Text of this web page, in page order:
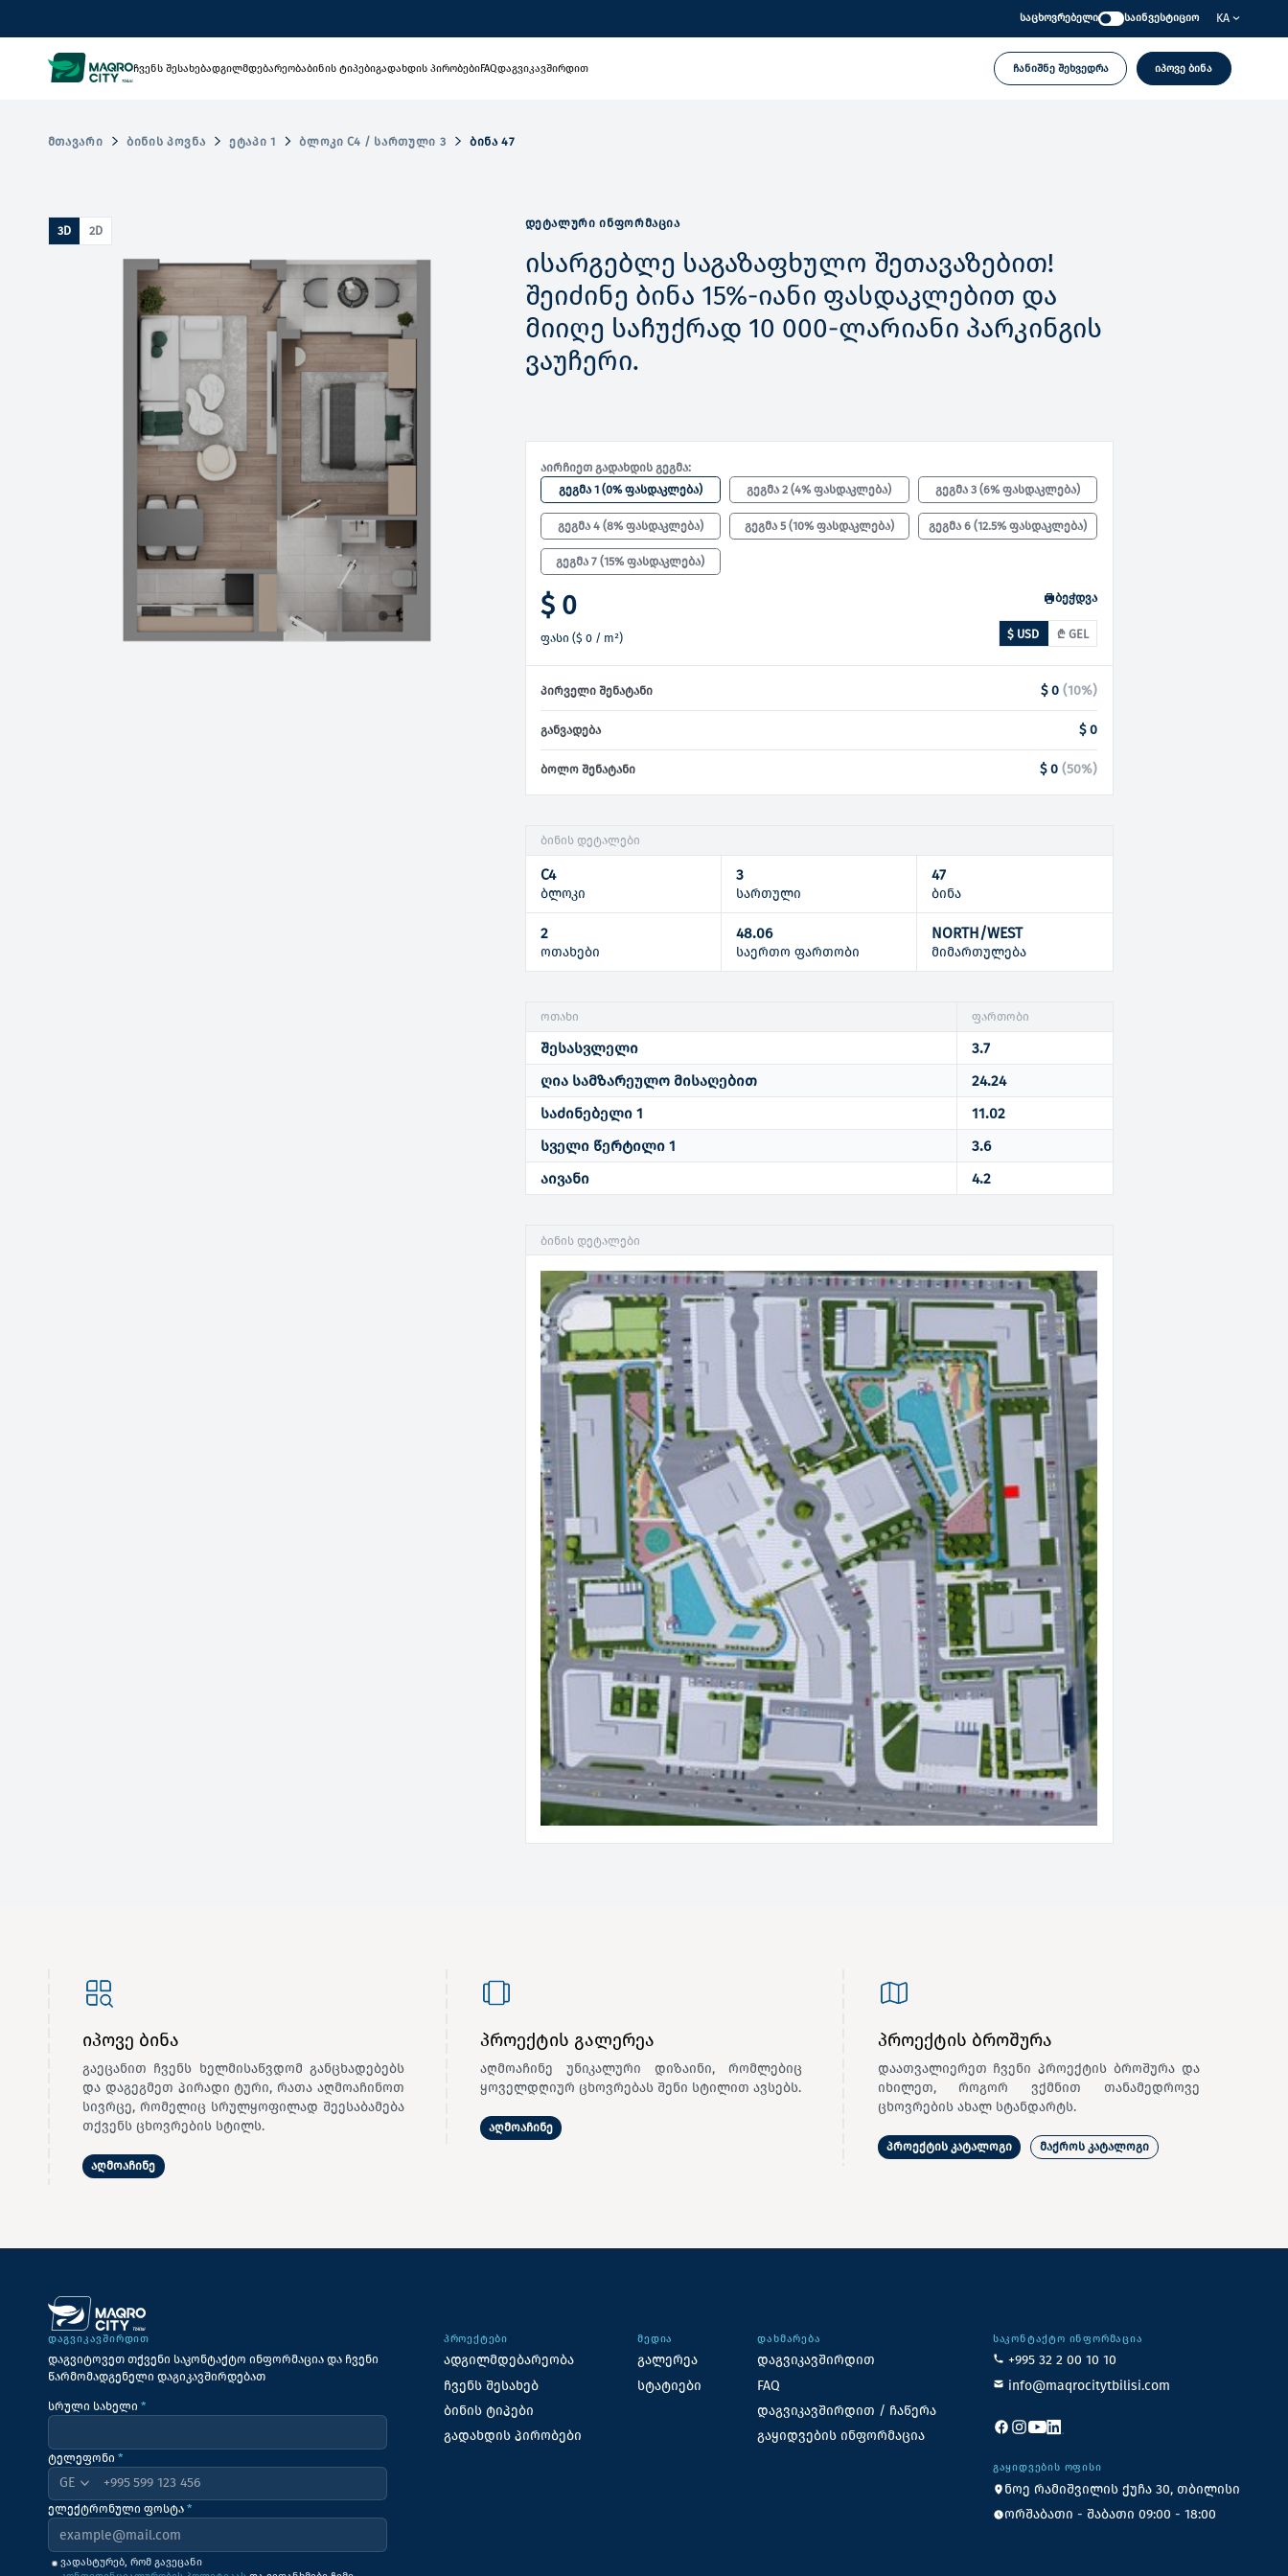
საცხოვრებელი საინვესტიციო KA
ჩვენს შესახებადგილმდებარეობაბინის ტიპებიგადახდის პირობებიFAQდაგვიკავშირდით ჩანიშნე შეხვედრა იპოვე ბინა
ᲛᲗᲐᲕᲐᲠᲘ ᲑᲘᲜᲘᲡ ᲞᲝᲕᲜᲐ ᲔᲢᲐᲞᲘ 1 ᲑᲚᲝᲙᲘ C4 / ᲡᲐᲠᲗᲣᲚᲘ 3 ᲑᲘᲜᲐ 47
3D 2D
ᲓᲔᲢᲐᲚᲣᲠᲘ ᲘᲜᲤᲝᲠᲛᲐᲪᲘᲐ
ისარგებლე საგაზაფხულო შეთავაზებით!
შეიძინე ბინა 15%-იანი ფასდაკლებით და
მიიღე საჩუქრად 10 000-ლარიანი პარკინგის
ვაუჩერი.
აირჩიეთ გადახდის გეგმა:
გეგმა 1 (0% ფასდაკლება) გეგმა 2 (4% ფასდაკლება) გეგმა 3 (6% ფასდაკლება)
გეგმა 4 (8% ფასდაკლება) გეგმა 5 (10% ფასდაკლება) გეგმა 6 (12.5% ფასდაკლება)
გეგმა 7 (15% ფასდაკლება)
$ 0
ფასი ($ 0 / m²)
ბეჭდვა
$ USD ₾ GEL
პირველი შენატანი $ 0 (10%)
განვადება $ 0
ბოლო შენატანი $ 0 (50%)
ბინის დეტალები
C4
ბლოკი
3
სართული
47
ბინა
2
ოთახები
48.06
საერთო ფართობი
NORTH/WEST
მიმართულება
ოთახი ფართობი
შესასვლელი
3.7
ღია სამზარეულო მისაღებით
24.24
საძინებელი 1
11.02
სველი წერტილი 1
3.6
აივანი
4.2
ბინის დეტალები
იპოვე ბინა
გაეცანით ჩვენს ხელმისაწვდომ განცხადებებს
და დაგეგმეთ პირადი ტური, რათა აღმოაჩინოთ
სივრცე, რომელიც სრულყოფილად შეესაბამება
თქვენს ცხოვრების სტილს.
აღმოაჩინე
პროექტის გალერეა
აღმოაჩინე უნიკალური დიზაინი, რომლებიც
ყოველდღიურ ცხოვრებას შენი სტილით ავსებს.
აღმოაჩინე
პროექტის ბროშურა
დაათვალიერეთ ჩვენი პროექტის ბროშურა და
იხილეთ, როგორ ვქმნით თანამედროვე
ცხოვრების ახალ სტანდარტს.
პროექტის კატალოგი მაქროს კატალოგი
ᲓᲐᲒᲕᲘᲙᲐᲕᲨᲘᲠᲓᲘᲗ
დაგვიტოვეთ თქვენი საკონტაქტო ინფორმაცია და ჩვენი
წარმომადგენელი დაგიკავშირდებათ
სრული სახელი *
ტელეფონი *
+995
ელექტრონული ფოსტა *
ვადასტურებ, რომ გავეცანი
ᲞᲠᲝᲔᲥᲢᲔᲑᲘ
ადგილმდებარეობა
ჩვენს შესახებ
ბინის ტიპები
გადახდის პირობები
ᲛᲔᲓᲘᲐ
გალერეა
სტატიები
ᲓᲐᲮᲛᲐᲠᲔᲑᲐ
დაგვიკავშირდით
FAQ
დაგვიკავშირდით / ჩაწერა
გაყიდვების ინფორმაცია
ᲡᲐᲙᲝᲜᲢᲐᲥᲢᲝ ᲘᲜᲤᲝᲠᲛᲐᲪᲘᲐ
+995 32 2 00 10 10
info@maqrocitytbilisi.com
ᲒᲐᲧᲘᲓᲕᲔᲑᲘᲡ ᲝᲤᲘᲡᲘ
ნოე რამიშვილის ქუჩა 30, თბილისი
ორშაბათი - შაბათი 09:00 - 18:00